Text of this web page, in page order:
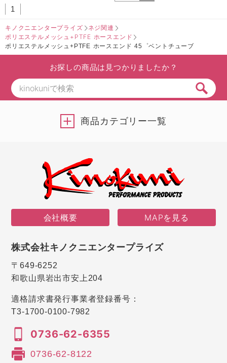
1
キノクニエンタープライズ
ネジ関連
ポリエステルメッシュ+PTFE ホースエンド
ポリエステルメッシュ+PTFE ホースエンド 45゜ベントチューブ
お探しの商品は見つかりましたか？
商品カテゴリー一覧
会社概要 MAPを見る
株式会社キノクニエンタープライズ
〒649-6252
和歌山県岩出市安上204
適格請求書発行事業者登録番号：
T3-1700-0100-7982
0736-62-6355
0736-62-8122